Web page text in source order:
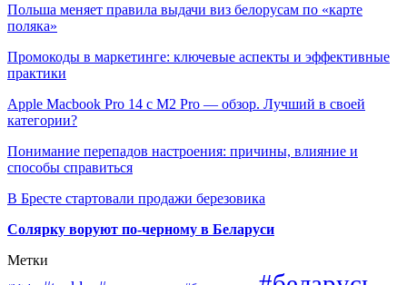
Польша меняет правила выдачи виз белорусам по «карте
поляка»
Промокоды в маркетинге: ключевые аспекты и эффективные
практики
Apple Macbook Pro 14 с M2 Pro — обзор. Лучший в своей
категории?
Понимание перепадов настроения: причины, влияние и
способы справиться
В Бресте стартовали продажи березовика
Солярку воруют по-черному в Беларуси
Метки